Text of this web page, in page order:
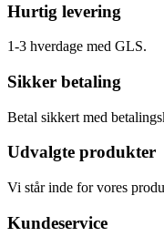
Hurtig levering
1-3 hverdage med GLS.
Sikker betaling
Betal sikkert med
Udvalgte produkter
Vi står inde for vores
Kundeservice